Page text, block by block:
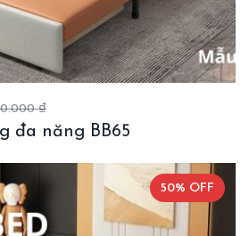
₫
đa năng BB65
50% OFF